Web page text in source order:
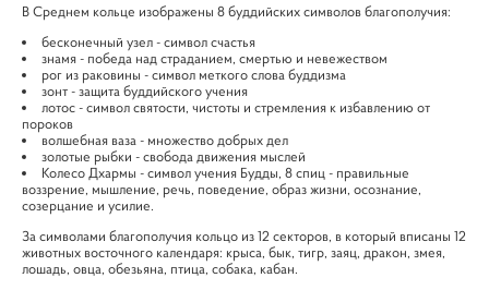
В Среднем кольце изображены 8 буддийских символов благополучия:
бесконечный узел - символ счастья
​знамя - победа над страданием, смертью и невежеством
​рог из раковины - символ меткого слова буддизма
зонт - защита буддийского учения
лотос - символ святости, чистоты и стремления к избавлению от
пороков
​волшебная ваза - множество добрых дел
золотые рыбки - свобода движения мыслей
Колесо Дхармы - символ учения Будды, 8 спиц - правильные
воззрение, мышление, речь, поведение, образ жизни, осознание,
созерцание и усилие.
​За символами благополучия кольцо из 12 секторов, в который вписаны 12
животных восточного календаря: крыса, бык, тигр, заяц, дракон, змея,
лошадь, овца, обезьяна, птица, собака, кабан.